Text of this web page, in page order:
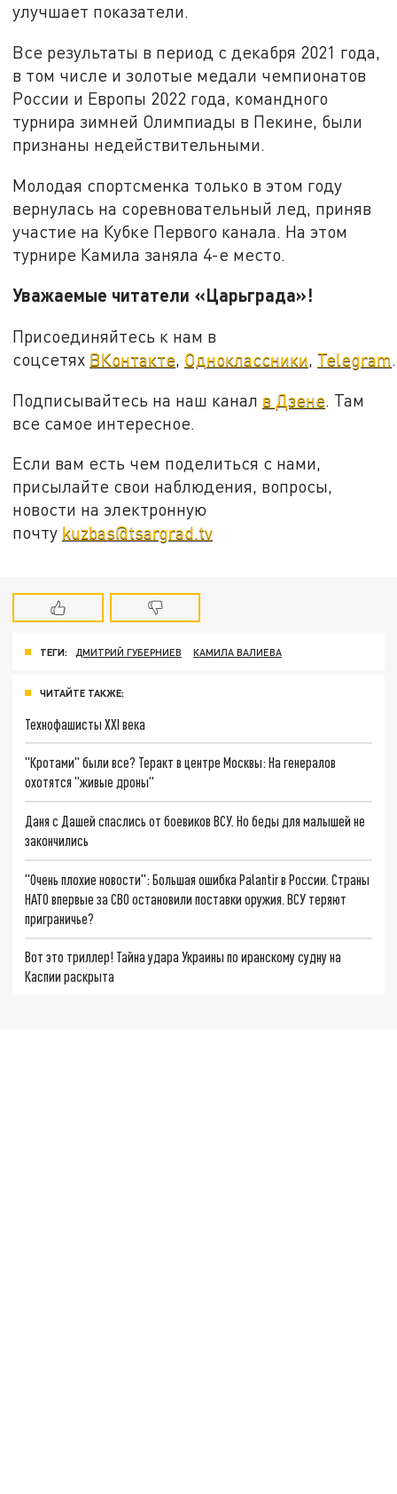
улучшает показатели.
Все результаты в период с декабря 2021 года,
в том числе и золотые медали чемпионатов
России и Европы 2022 года, командного
турнира зимней Олимпиады в Пекине, были
признаны недействительными.
Молодая спортсменка только в этом году
вернулась на соревновательный лед, приняв
участие на Кубке Первого канала. На этом
турнире Камила заняла 4-е место.
Уважаемые читатели «Царьграда»!
Присоединяйтесь к нам в
соцсетях ВКонтакте, Одноклассники, Telegram.
Подписывайтесь на наш канал в Дзене . Там
все самое интересное.
Если вам есть чем поделиться с нами,
присылайте свои наблюдения, вопросы,
новости на электронную
почту kuzbas@tsargrad.tv
ТЕГИ: ДМИТРИЙ ГУБЕРНИЕВ КАМИЛА ВАЛИЕВА
ЧИТАЙТЕ ТАКЖЕ:
Технофашисты XXI века
"Кротами" были все? Теракт в центре Москвы: На генералов
охотятся "живые дроны"
Даня с Дашей спаслись от боевиков ВСУ. Но беды для малышей не
закончились
"Очень плохие новости": Большая ошибка Palantir в России. Страны
НАТО впервые за СВО остановили поставки оружия. ВСУ теряют
приграничье?
Вот это триллер! Тайна удара Украины по иранскому судну на
Каспии раскрыта